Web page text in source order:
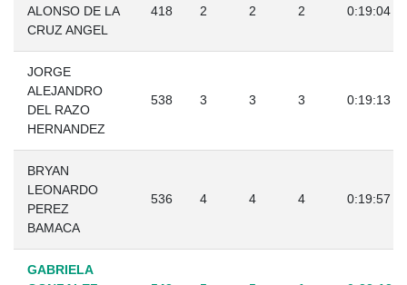
ALONSO DE LA
CRUZ ANGEL
418 2 2 2 0:19:04
JORGE
ALEJANDRO
DEL RAZO
HERNANDEZ
538 3 3 3 0:19:13
BRYAN
LEONARDO
PEREZ
BAMACA
536 4 4 4 0:19:57
GABRIELA